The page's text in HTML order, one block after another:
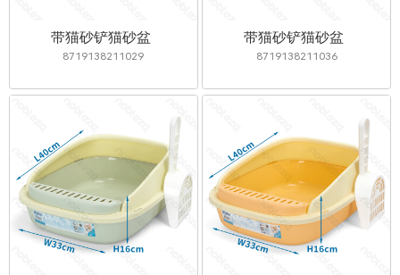
带猫砂铲猫砂盆
8719138211029
带猫砂铲猫砂盆
8719138211036